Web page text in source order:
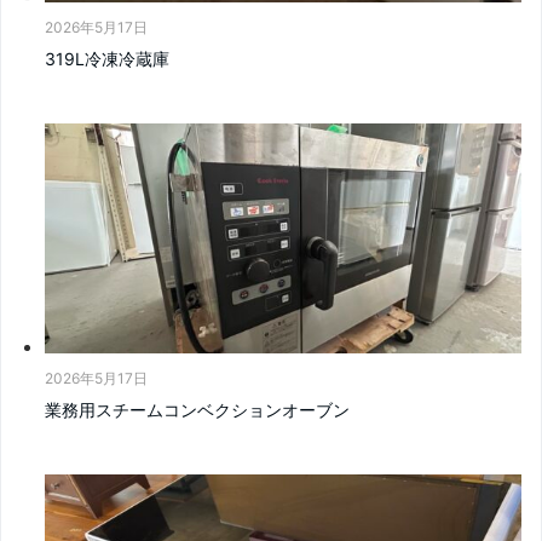
2026年5月17日
319L冷凍冷蔵庫
2026年5月17日
業務用スチームコンベクションオーブン